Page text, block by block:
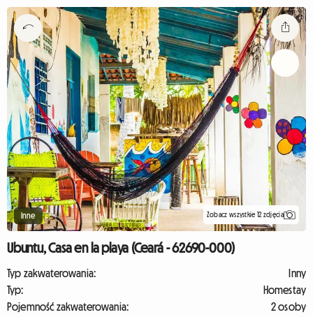
Inne Zobacz wszystkie 12 zdjęcia
Ubuntu, Casa en la playa (Ceará - 62690-000)
Typ zakwaterowania:
Inny
Typ:
Homestay
Pojemność zakwaterowania:
2 osoby